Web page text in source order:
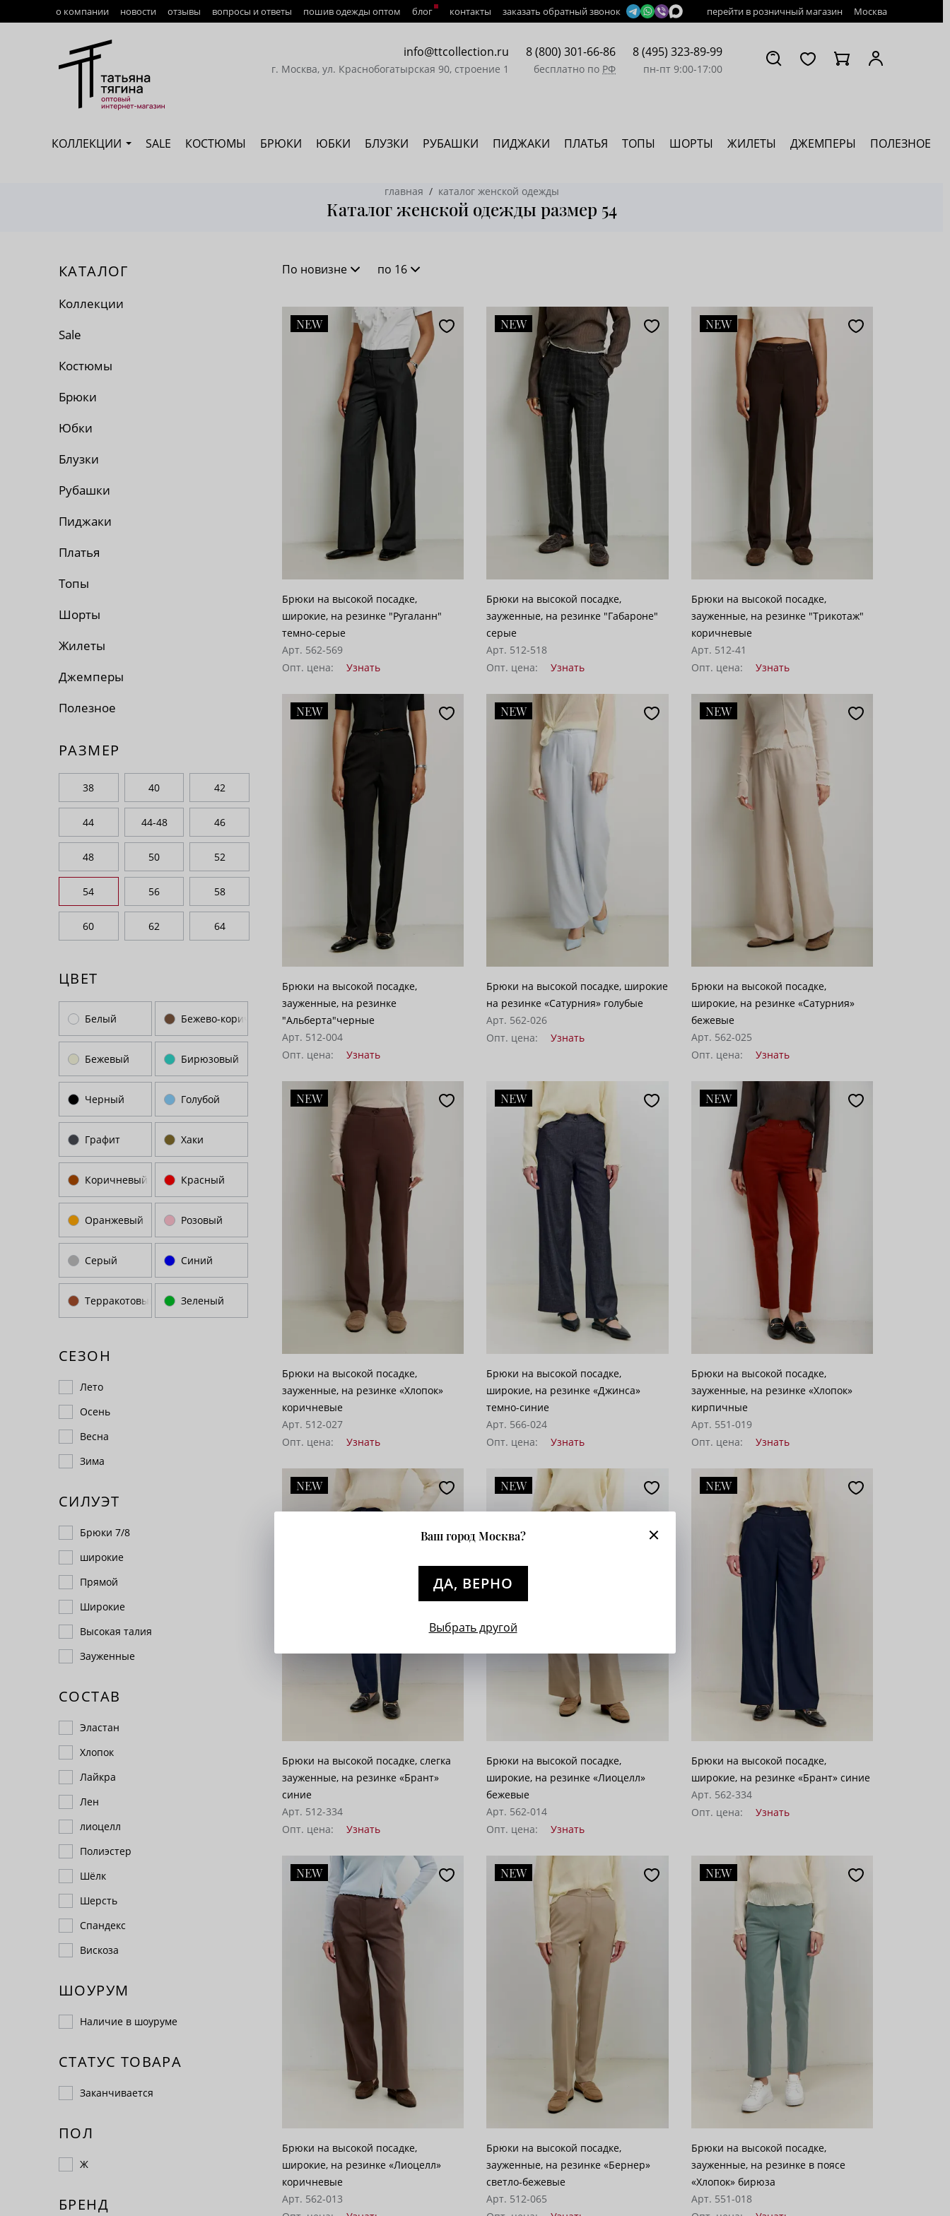
о компании
Доставка
Возврат
новости отзывы вопросы и ответы пошив одежды оптом блог контакты заказать обратный звонок перейти в розничный магазин Москва
info@ttcollection.ru
г. Москва, ул. Краснобогатырская 90, строение 1
8 (800) 301-66-86
бесплатно по РФ
8 (495) 323-89-99
пн-пт 9:00-17:00
КОЛЛЕКЦИИ SALE КОСТЮМЫ БРЮКИ ЮБКИ БЛУЗКИ РУБАШКИ ПИДЖАКИ ПЛАТЬЯ ТОПЫ ШОРТЫ ЖИЛЕТЫ ДЖЕМПЕРЫ ПОЛЕЗНОЕ
главная каталог женской одежды
Каталог женской одежды размер 54
КАТАЛОГ
Коллекции
Sale
Костюмы
Брюки
Юбки
Блузки
Рубашки
Пиджаки
Платья
Топы
Шорты
Жилеты
Джемперы
Полезное
РАЗМЕР
38 40 42
44 44-48 46
48 50 52
54 56 58
60 62 64
ЦВЕТ
Белый Бежево-коричневый
Бежевый Бирюзовый
Черный Голубой
Графит Хаки
Коричневый Красный
Оранжевый Розовый
Серый Синий
Терракотовый Зеленый
СЕЗОН
Лето
Осень
Весна
Зима
СИЛУЭТ
Брюки 7/8
широкие
Прямой
Широкие
Высокая талия
Зауженные
СОСТАВ
Эластан
Хлопок
Лайкра
Лен
лиоцелл
Полиэстер
Шёлк
Шерсть
Спандекс
Вискоза
ШОУРУМ
Наличие в шоуруме
СТАТУС ТОВАРА
Заканчивается
ПОЛ
Ж
БРЕНД
По новизне
По популярности
По возрастанию цены
По убыванию цены
по 16
28
62
NEW
Брюки на высокой посадке,
широкие, на резинке "Ругаланн"
темно-серые
Арт. 562-569
Опт. цена:
Узнать
NEW
Брюки на высокой посадке,
зауженные, на резинке "Габароне"
серые
Арт. 512-518
Опт. цена:
Узнать
NEW
Брюки на высокой посадке,
зауженные, на резинке "Трикотаж"
коричневые
Арт. 512-41
Опт. цена:
Узнать
NEW
Брюки на высокой посадке,
зауженные, на резинке
"Альберта"черные
Арт. 512-004
Опт. цена:
Узнать
NEW
Брюки на высокой посадке, широкие
на резинке «Сатурния» голубые
Арт. 562-026
Опт. цена:
Узнать
NEW
Брюки на высокой посадке,
широкие, на резинке «Сатурния»
бежевые
Арт. 562-025
Опт. цена:
Узнать
NEW
Брюки на высокой посадке,
зауженные, на резинке «Хлопок»
коричневые
Арт. 512-027
Опт. цена:
Узнать
NEW
Брюки на высокой посадке,
широкие, на резинке «Джинса»
темно-синие
Арт. 566-024
Опт. цена:
Узнать
NEW
Брюки на высокой посадке,
зауженные, на резинке «Хлопок»
кирпичные
Арт. 551-019
Опт. цена:
Узнать
NEW
Брюки на высокой посадке, слегка
зауженные, на резинке «Брант»
синие
Арт. 512-334
Опт. цена:
Узнать
NEW
Брюки на высокой посадке,
широкие, на резинке «Лиоцелл»
бежевые
Арт. 562-014
Опт. цена:
Узнать
NEW
Брюки на высокой посадке,
широкие, на резинке «Брант» синие
Арт. 562-334
Опт. цена:
Узнать
NEW
Брюки на высокой посадке,
широкие, на резинке «Лиоцелл»
коричневые
Арт. 562-013
NEW
Брюки на высокой посадке,
зауженные, на резинке «Бернер»
светло-бежевые
Арт. 512-065
NEW
Брюки на высокой посадке,
зауженные, на резинке в поясе
«Хлопок» бирюза
Арт. 551-018
Ваш город Москва?
ДА, ВЕРНО
Выбрать другой